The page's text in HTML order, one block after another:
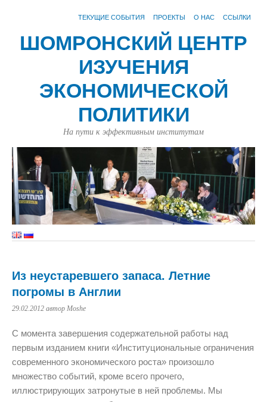
ТЕКУЩИЕ СОБЫТИЯ ПРОЕКТЫ О НАС ССЫЛКИ
ШОМРОНСКИЙ ЦЕНТР
ИЗУЧЕНИЯ
ЭКОНОМИЧЕСКОЙ
ПОЛИТИКИ
На пути к эффективным институтам
Из неустаревшего запаса. Летние
погромы в Англии
29.02.2012 автор Moshe
С момента завершения содержательной работы над
первым изданием книги «Институциональные ограничения
современного экономического роста» произошло
множество событий, кроме всего прочего,
иллюстрирующих затронутые в ней проблемы. Мы